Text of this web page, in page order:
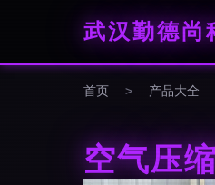
武汉勤德尚
首页 > 产品大全
空气压